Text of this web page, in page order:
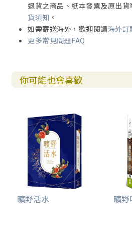
退貨之商品、紙本發票及原出
貨須知 。
如需寄送海外，歡迎閱讀海外訂
更多常見問題FAQ
你可能也會喜歡
曠野活水 曠